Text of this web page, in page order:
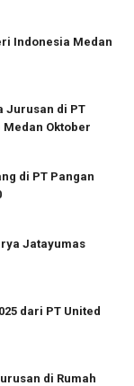
Indonesia Medan
Jurusan di PT
Oktober
di PT Pangan
Jatayumas
dari PT United
di Rumah